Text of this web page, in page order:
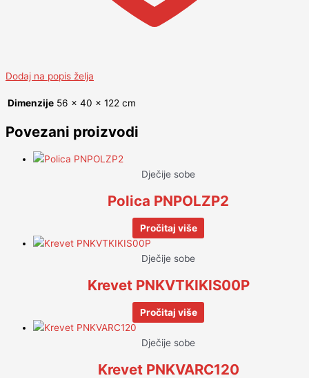
Dodaj na popis želja
Dimenzije 56 × 40 × 122 cm
Povezani proizvodi
Dječije sobe
Polica PNPOLZP2
Pročitaj više
Dječije sobe
Krevet PNKVTKIKIS00P
Pročitaj više
Dječije sobe
Krevet PNKVARC120